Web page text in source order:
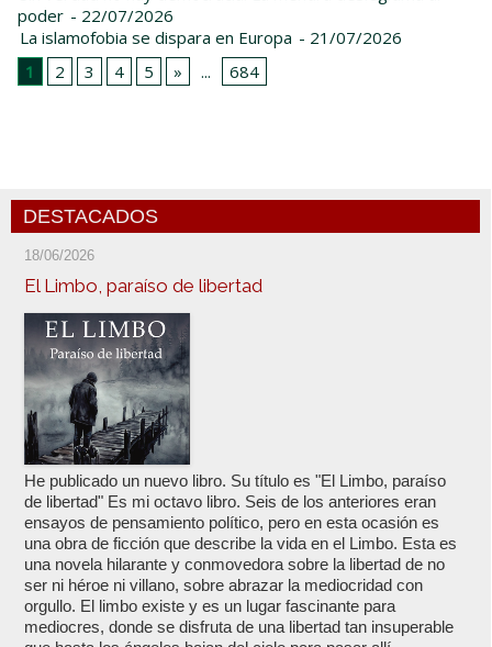
poder - 22/07/2026
La islamofobia se dispara en Europa - 21/07/2026
1
2 3 4 5 » ... 684
DESTACADOS
18/06/2026
El Limbo, paraíso de libertad
He publicado un nuevo libro. Su título es "El Limbo, paraíso
de libertad" Es mi octavo libro. Seis de los anteriores eran
ensayos de pensamiento político, pero en esta ocasión es
una obra de ficción que describe la vida en el Limbo. Esta es
una novela hilarante y conmovedora sobre la libertad de no
ser ni héroe ni villano, sobre abrazar la mediocridad con
orgullo. El limbo existe y es un lugar fascinante para
mediocres, donde se disfruta de una libertad tan insuperable